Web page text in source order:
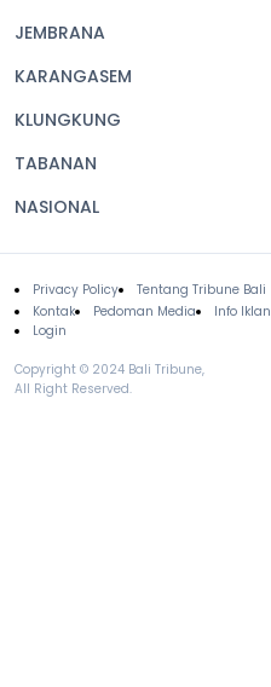
JEMBRANA
KARANGASEM
KLUNGKUNG
TABANAN
NASIONAL
Footer
Privacy Policy
Tentang Tribune Bali
Kontak
Pedoman Media
Info Iklan
Login
Copyright © 2024 Bali Tribune,
All Right Reserved.